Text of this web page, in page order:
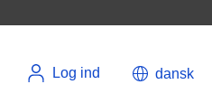
Log ind dansk